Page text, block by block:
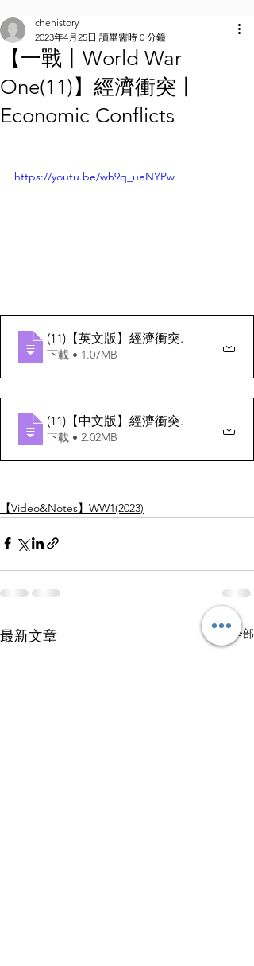
【一戰丨World War
One(11)】經濟衝突丨
Economic Conflicts
chehistory
2023年4月25日 讀畢需時 0 分鐘
https://youtu.be/wh9q_ueNYPw
(11)【英文版】經濟衝突.
下載 • 1.07MB
(11)【中文版】經濟衝突.
下載 • 2.02MB
【Video&Notes】WW1(2023)
最新文章 查看全部